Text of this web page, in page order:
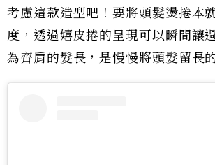
考慮這款造型吧！要將頭髮燙捲本
度，透過嬉皮捲的呈現可以瞬間讓
為齊肩的髮長，是慢慢將頭髮留長